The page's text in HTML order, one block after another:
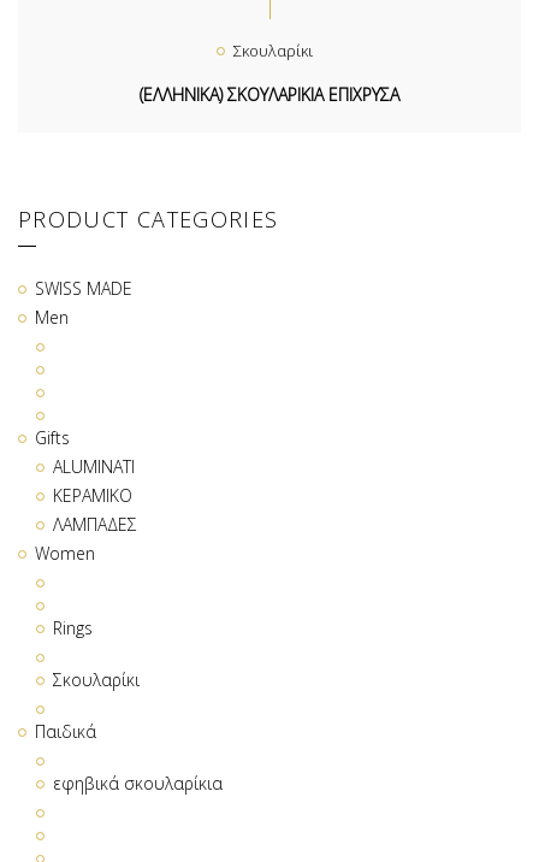
Σκουλαρίκι
(ΕΛΛΗΝΙΚΑ) ΣΚΟΥΛΑΡΙΚΙΑ ΕΠΙΧΡΥΣΑ
PRODUCT CATEGORIES
SWISS MADE
Men
Gifts
ALUMINATI
ΚΕΡΑΜΙΚΟ
ΛΑΜΠΑΔΕΣ
Women
Rings
Σκουλαρίκι
Παιδικά
εφηβικά σκουλαρίκια